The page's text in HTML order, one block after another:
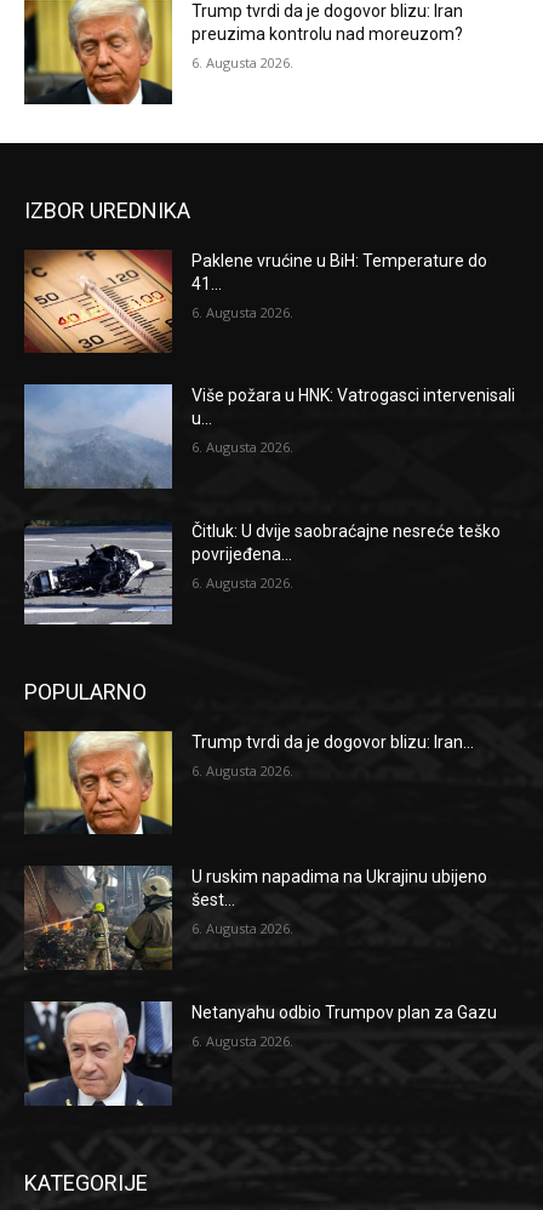
Trump tvrdi da je dogovor blizu: Iran
preuzima kontrolu nad moreuzom?
6. Augusta 2026.
IZBOR UREDNIKA
Paklene vrućine u BiH: Temperature do
41...
6. Augusta 2026.
Više požara u HNK: Vatrogasci intervenisali
u...
6. Augusta 2026.
Čitluk: U dvije saobraćajne nesreće teško
povrijeđena...
6. Augusta 2026.
POPULARNO
Trump tvrdi da je dogovor blizu: Iran...
6. Augusta 2026.
U ruskim napadima na Ukrajinu ubijeno
šest...
6. Augusta 2026.
Netanyahu odbio Trumpov plan za Gazu
6. Augusta 2026.
KATEGORIJE